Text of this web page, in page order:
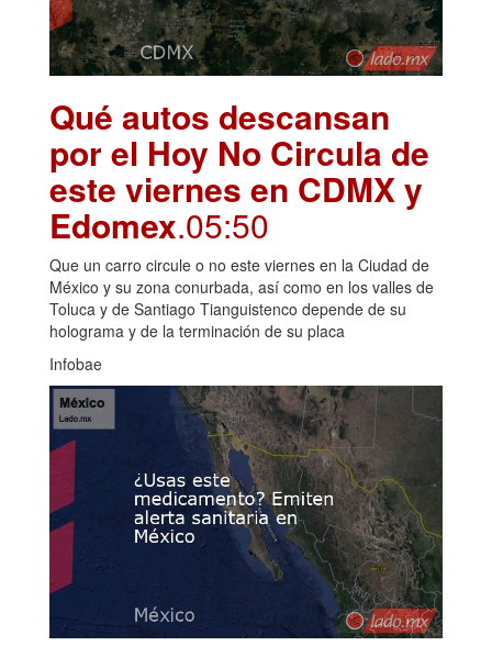
Qué autos descansan
por el Hoy No Circula de
este viernes en CDMX y
Edomex.05:50
Que un carro circule o no este viernes en la Ciudad de
México y su zona conurbada, así como en los valles de
Toluca y de Santiago Tianguistenco depende de su
holograma y de la terminación de su placa
Infobae